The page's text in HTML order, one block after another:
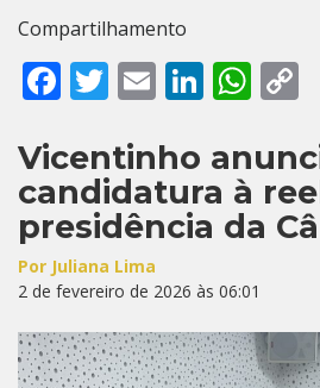
Compartilhamento
Facebook
Twitter
Email
Vicentinho
candidatura à
presidência da
Por Juliana Lima
2 de fevereiro de 2026 às 06:01